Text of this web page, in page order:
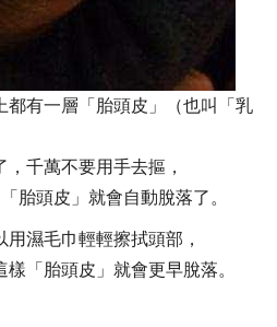
都有一層「胎頭皮」（也叫「乳
千萬不要用手去摳，
胎頭皮」就會自動脫落了。
濕毛巾輕輕擦拭頭部，
「胎頭皮」就會更早脫落。